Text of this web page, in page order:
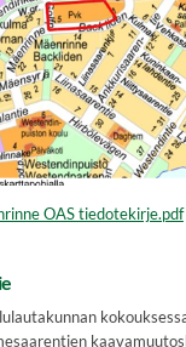
OAS tiedotekirje.pdf